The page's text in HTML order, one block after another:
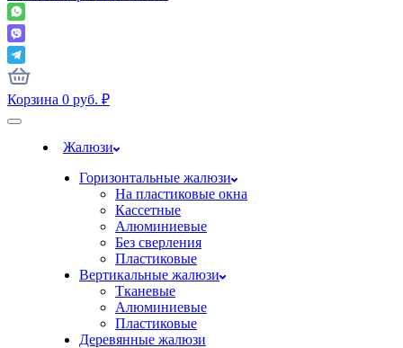
Корзина 0 руб. ₽
Жалюзи
Горизонтальные жалюзи
На пластиковые окна
Кассетные
Алюминиевые
Без сверления
Пластиковые
Вертикальные жалюзи
Тканевые
Алюминиевые
Пластиковые
Деревянные жалюзи